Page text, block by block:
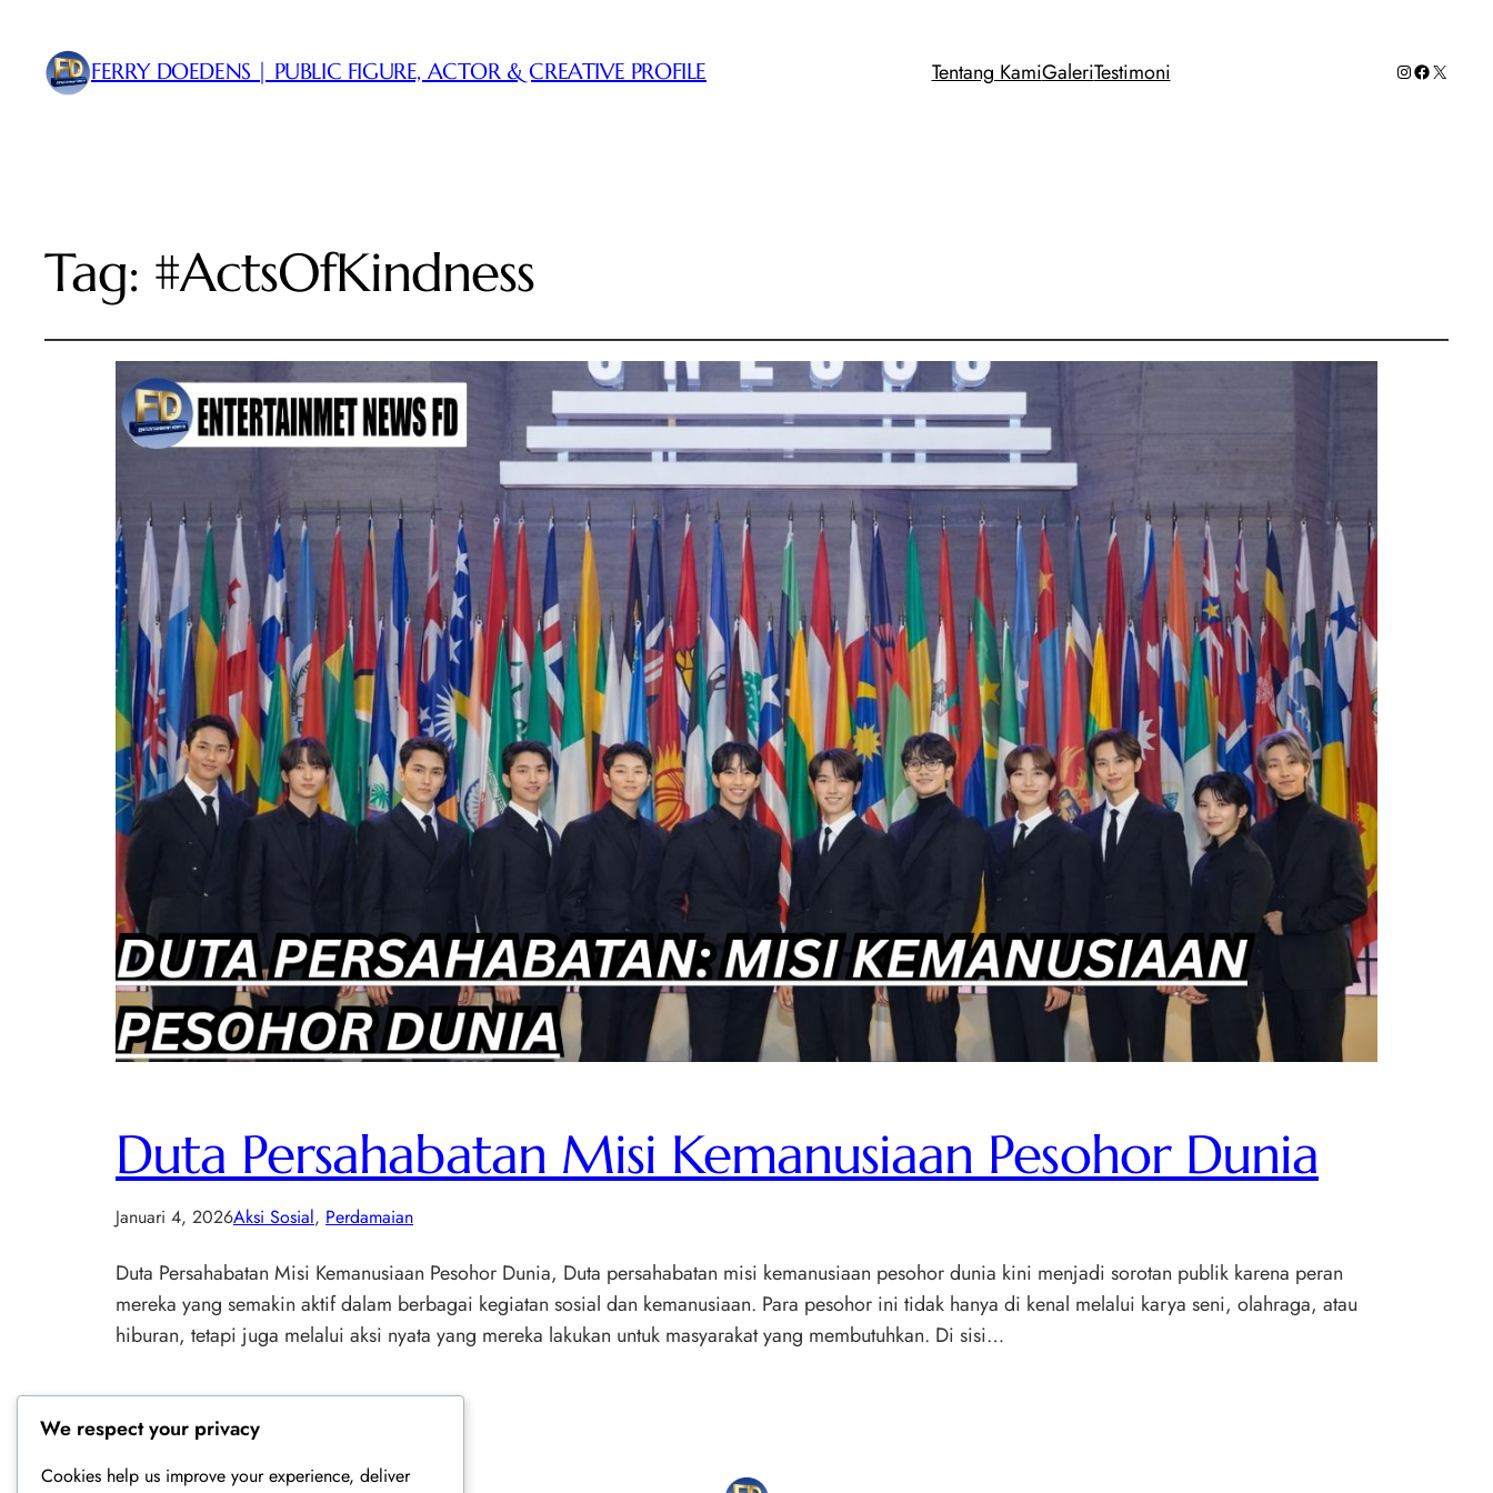
FERRY DOEDENS | PUBLIC FIGURE, ACTOR & CREATIVE PROFILE Tentang KamiGaleriTestimoni Instagram
Facebook
X
Tag: #ActsOfKindness
Duta Persahabatan Misi Kemanusiaan Pesohor Dunia
Januari 4, 2026Aksi Sosial, Perdamaian
Duta Persahabatan Misi Kemanusiaan Pesohor Dunia, Duta persahabatan misi kemanusiaan pesohor dunia kini menjadi sorotan publik karena peran
mereka yang semakin aktif dalam berbagai kegiatan sosial dan kemanusiaan. Para pesohor ini tidak hanya di kenal melalui karya seni, olahraga, atau
hiburan, tetapi juga melalui aksi nyata yang mereka lakukan untuk masyarakat yang membutuhkan. Di sisi…
We respect your privacy
Cookies help us improve your experience, deliver